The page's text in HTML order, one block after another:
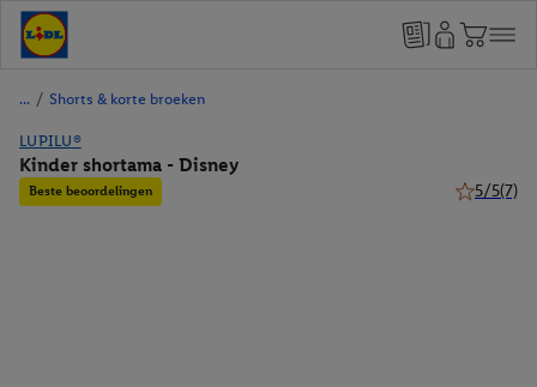
/ Shorts & korte broeken
LUPILU®
Kinder shortama - Disney
Beste beoordelingen 5/5(7)